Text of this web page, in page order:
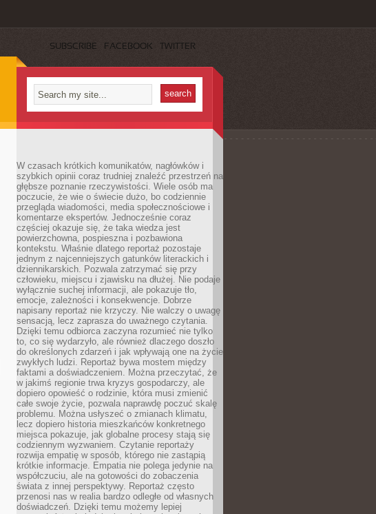
SUBSCRIBE FACEBOOK TWITTER
W czasach krótkich komunikatów, nagłówków i
szybkich opinii coraz trudniej znaleźć przestrzeń na
głębsze poznanie rzeczywistości. Wiele osób ma
poczucie, że wie o świecie dużo, bo codziennie
przegląda wiadomości, media społecznościowe i
komentarze ekspertów. Jednocześnie coraz
częściej okazuje się, że taka wiedza jest
powierzchowna, pospieszna i pozbawiona
kontekstu. Właśnie dlatego reportaż pozostaje
jednym z najcenniejszych gatunków literackich i
dziennikarskich. Pozwala zatrzymać się przy
człowieku, miejscu i zjawisku na dłużej. Nie podaje
wyłącznie suchej informacji, ale pokazuje tło,
emocje, zależności i konsekwencje. Dobrze
napisany reportaż nie krzyczy. Nie walczy o uwagę
sensacją, lecz zaprasza do uważnego czytania.
Dzięki temu odbiorca zaczyna rozumieć nie tylko
to, co się wydarzyło, ale również dlaczego doszło
do określonych zdarzeń i jak wpływają one na życie
zwykłych ludzi. Reportaż bywa mostem między
faktami a doświadczeniem. Można przeczytać, że
w jakimś regionie trwa kryzys gospodarczy, ale
dopiero opowieść o rodzinie, która musi zmienić
całe swoje życie, pozwala naprawdę poczuć skalę
problemu. Można usłyszeć o zmianach klimatu,
lecz dopiero historia mieszkańców konkretnego
miejsca pokazuje, jak globalne procesy stają się
codziennym wyzwaniem. Czytanie reportaży
rozwija empatię w sposób, którego nie zastąpią
krótkie informacje. Empatia nie polega jedynie na
współczuciu, ale na gotowości do zobaczenia
świata z innej perspektywy. Reportaż często
przenosi nas w realia bardzo odległe od własnych
doświadczeń. Dzięki temu możemy lepiej